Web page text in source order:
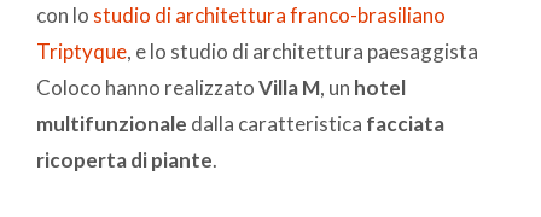
con lo studio di architettura franco-brasiliano
Triptyque, e lo studio di architettura paesaggista
Coloco hanno realizzatoVilla M, un hotel
multifunzionale dalla caratteristica facciata
ricoperta di piante.